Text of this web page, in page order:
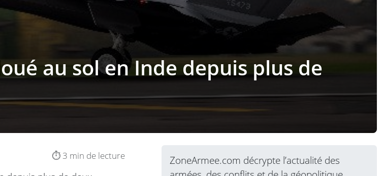
au sol en Inde depuis plus de
⏱️ 3 min de lecture
ZoneArmee.com décrypte l’actualité des